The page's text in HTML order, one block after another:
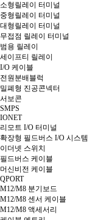
소형릴레이 터미널
중형릴레이 터미널
대형릴레이 터미널
무접점 릴레이 터미널
범용 릴레이
세이프티 릴레이
I/O 케이블
전원분배블럭
밀폐형 진공콘넥터
서보콘
SMPS
IONET
리모트 I/O 터미널
확장형 필드버스 I/O 시스템
이더넷 스위치
필드버스 케이블
머신비전 케이블
QPORT
M12/M8 분기보드
M12/M8 센서 케이블
M12/M8 액세서리